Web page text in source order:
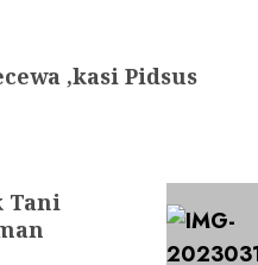
,kasi Pidsus
Tani